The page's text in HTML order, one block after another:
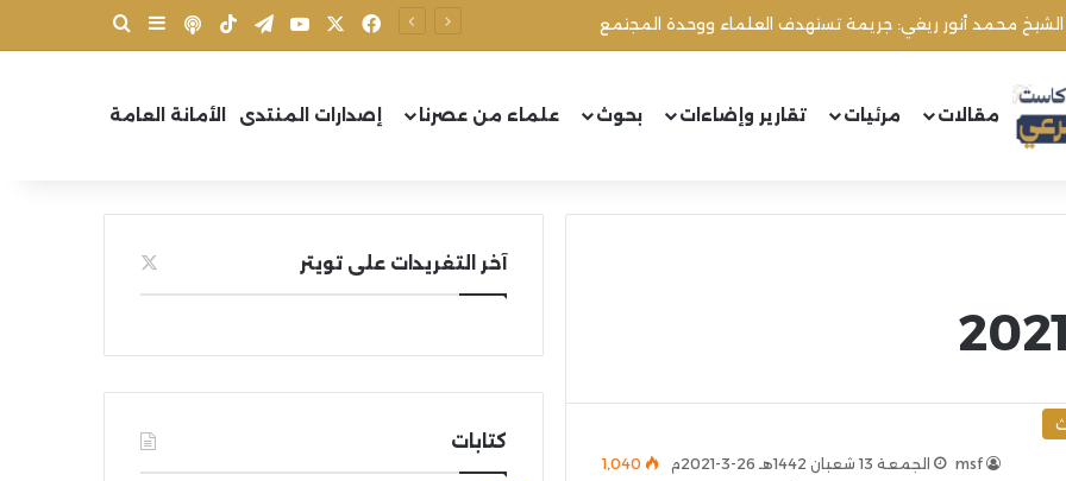
الشيخ محمد أنور ريغي: جريمة تستهدف العلماء ووحدة المجتمع فيسبوك يوتيوبتيلقرام‫TikTokبودكاستإضافة عمود
مقالات مرئيات تقارير وإضاءات بحوث علماء من عصرنا إصدارات المنتدى الأمانة العامة
msf الجمعة 13 شعبان 1442هـ 26-3-2021م 1٬040
آخر التغريدات على تويتر
كتابات